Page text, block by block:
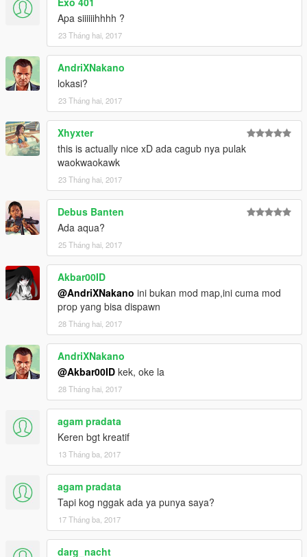
Apa siiiiiihhhh ?
23 Tháng hai, 2017
AndriXNakano
lokasi?
23 Tháng hai, 2017
Xhyxter
this is actually nice xD ada cagub nya pulak
waokwaokawk
23 Tháng hai, 2017
Debus Banten
Ada aqua?
25 Tháng hai, 2017
Akbar00ID
@AndriXNakano ini bukan mod map,ini cuma mod
prop yang bisa dispawn
28 Tháng hai, 2017
AndriXNakano
@Akbar00ID kek, oke la
28 Tháng hai, 2017
agam pradata
Keren bgt kreatif
13 Tháng ba, 2017
agam pradata
Tapi kog nggak ada ya punya saya?
17 Tháng ba, 2017
darg_nacht